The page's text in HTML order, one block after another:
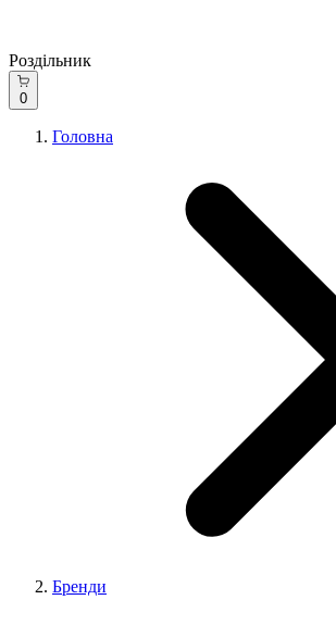
Роздільник
0
Головна
Бренди